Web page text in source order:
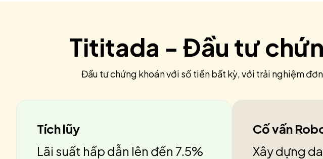
Tititada - Đầu tư
Đầu tư chứng khoán với số tiền bất kỳ, với trải nghiệm
Tích lũy
Lãi suất hấp dẫn lên đến 7.5%
Cố vấn
Xây dựng